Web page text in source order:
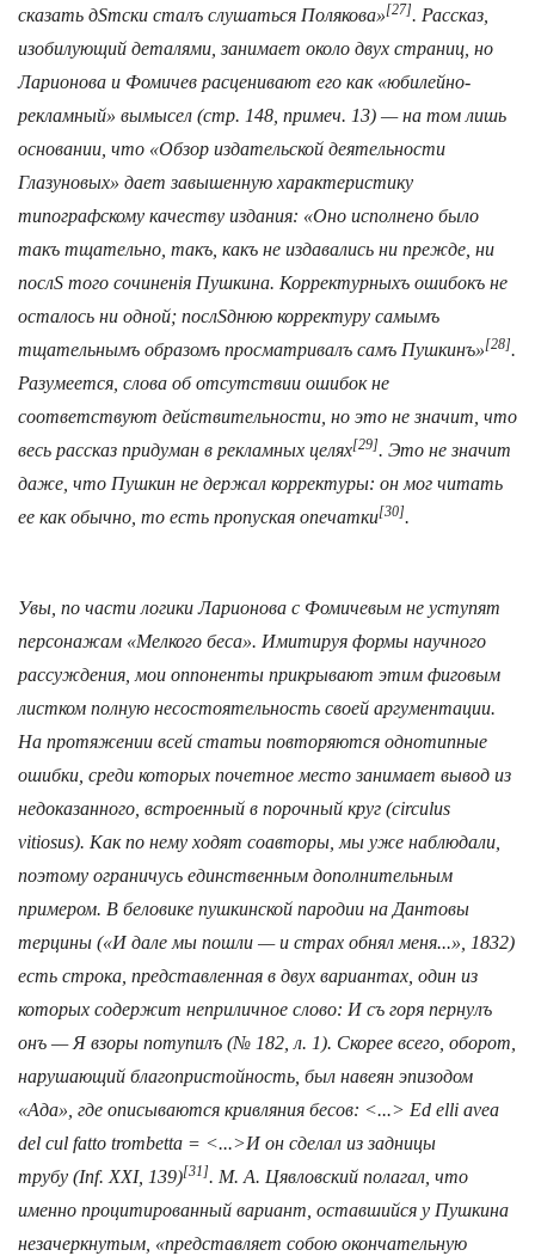
сказать дЅтски сталъ слушаться Полякова»[27]. Рассказ,
изобилующий деталями, занимает около двух страниц, но
Ларионова и Фомичев расценивают его как «юбилейно-
рекламный» вымысел (стр. 148, примеч. 13) — на том лишь
основании, что «Обзор издательской деятельности
Глазуновых» дает завышенную характеристику
типографскому качеству издания: «Оно исполнено было
такъ тщательно, такъ, какъ не издавались ни прежде, ни
послЅ того сочиненiя Пушкина. Корректурныхъ ошибокъ не
осталось ни одной; послЅднюю корректуру самымъ
тщательнымъ образомъ просматривалъ самъ Пушкинъ»[28].
Разумеется, слова об отсутствии ошибок не
соответствуют действительности, но это не значит, что
весь рассказ придуман в рекламных целях[29]. Это не значит
даже, что Пушкин не держал корректуры: он мог читать
ее как обычно, то есть пропуская опечатки[30].
Увы, по части логики Ларионова с Фомичевым не уступят
персонажам «Мелкого беса». Имитируя формы научного
рассуждения, мои оппоненты прикрывают этим фиговым
листком полную несостоятельность своей аргументации.
На протяжении всей статьи повторяются однотипные
ошибки, среди которых почетное место занимает вывод из
недоказанного, встроенный в порочный круг (circulus
vitiosus). Как по нему ходят соавторы, мы уже наблюдали,
поэтому ограничусь единственным дополнительным
примером. В беловике пушкинской пародии на Дантовы
терцины («И дале мы пошли — и страх обнял меня...», 1832)
есть строка, представленная в двух вариантах, один из
которых содержит неприличное слово: И съ горя пернулъ
онъ — Я взоры потупилъ (№ 182, л. 1). Скорее всего, оборот,
нарушающий благопристойность, был навеян эпизодом
«Ада», где описываются кривляния бесов: <...> Ed elli avea
del cul fatto trombetta = <...>И он сделал из задницы
трубу (Inf. XXI, 139)[31]. М. А. Цявловский полагал, что
именно процитированный вариант, оставшийся у Пушкина
незачеркнутым, «представляет собою окончательную